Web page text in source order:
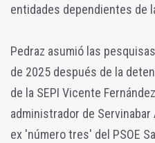
entidades dependientes de
Pedraz asumió las
de 2025 después de la
de la SEPI Vicente
administrador de Servinabar
ex 'número tres' del PSOE